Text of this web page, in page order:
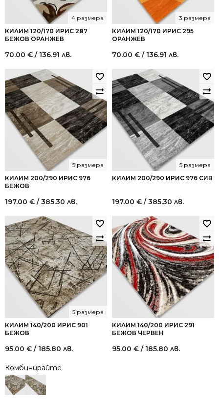
КИЛИМ 120/170 ИРИС 287
БЕЖОВ ОРАНЖЕВ
4 размера
70.00 € / 136.91 лв.
КИЛИМ 120/170 ИРИС 295
ОРАНЖЕВ
3 размера
70.00 € / 136.91 лв.
КИЛИМ 200/290 ИРИС 976
БЕЖОВ
5 размера
197.00 € / 385.30 лв.
КИЛИМ 200/290 ИРИС 976 СИВ
5 размера
197.00 € / 385.30 лв.
КИЛИМ 140/200 ИРИС 901
БЕЖОВ
5 размера
95.00 € / 185.80 лв.
Комбинирайте
КИЛИМ 140/200 ИРИС 291
БЕЖОВ ЧЕРВЕН
95.00 € / 185.80 лв.